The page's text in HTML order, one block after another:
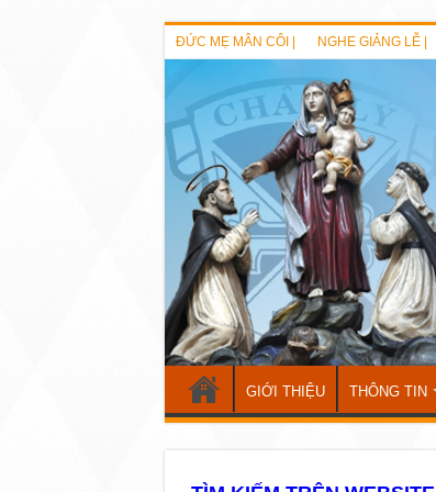
ĐỨC MẸ MÂN CÔI | NGHE GIẢNG LỄ |
GIỚI THIỆU THÔNG TIN